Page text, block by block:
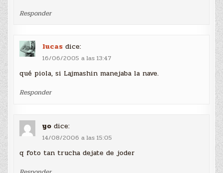
Responder
lucas dice:
16/06/2005 a las 13:47
qué piola, si Lajmashin manejaba la nave.
Responder
yo dice:
14/08/2006 a las 15:05
q foto tan trucha dejate de joder